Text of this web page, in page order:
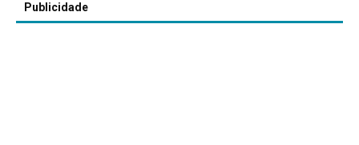
Publicidade